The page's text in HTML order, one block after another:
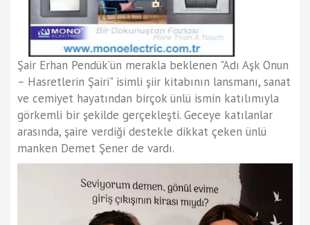
Şair Erhan Pendük’ün merakla beklenen "Adı Aşk Onun
– Hasretlerin Şairi" isimli şiir kitabının lansmanı, sanat
ve cemiyet hayatından birçok ünlü ismin katılımıyla
görkemli bir şekilde gerçekleşti. Geceye katılanlar
arasında, şaire verdiği destekle dikkat çeken ünlü
manken Demet Şener de vardı.